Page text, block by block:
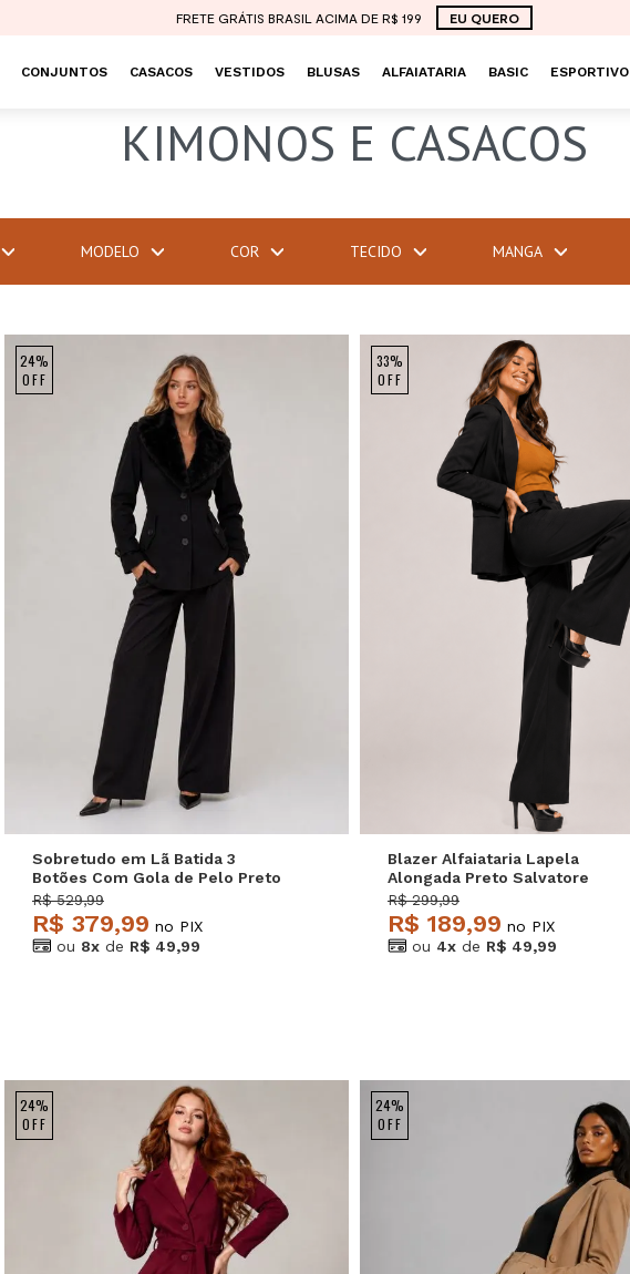
FRETE GRÁTIS BRASIL ACIMA DE R$ 199 EU QUERO
CONJUNTOS CASACOS VESTIDOS BLUSAS ALFAIATARIA BASIC ESPORTIVO
KIMONOS E CASACOS
MODELO COR TECIDO MANGA
24%
OFF
Sobretudo em Lã Batida 3
Botões Com Gola de Pelo Preto
Salvatore
R$ 529,99
R$ 379,99 no PIX
ou 8x de R$ 49,99
33%
OFF
Blazer Alfaiataria Lapela
Alongada Preto Salvatore
R$ 299,99
R$ 189,99 no PIX
ou 4x de R$ 49,99
24%
OFF
24%
OFF